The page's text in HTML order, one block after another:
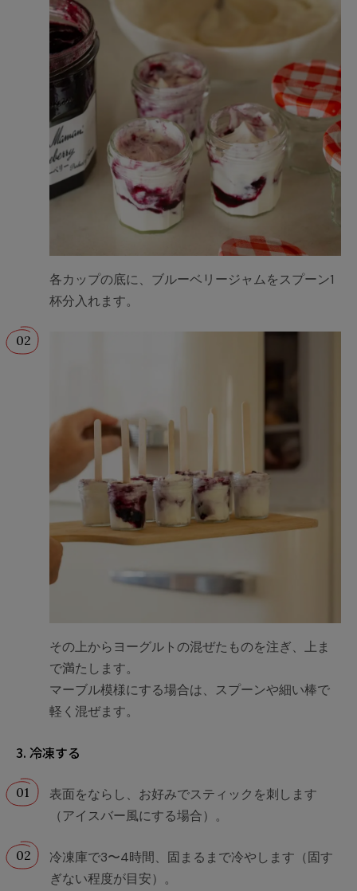
各カップの底に、ブルーベリージャムをスプーン1
杯分入れます。
その上からヨーグルトの混ぜたものを注ぎ、上ま
で満たします。
マーブル模様にする場合は、スプーンや細い棒で
軽く混ぜます。
3. 冷凍する
表面をならし、お好みでスティックを刺します
（アイスバー風にする場合）。
冷凍庫で3〜4時間、固まるまで冷やします（固す
ぎない程度が目安）。